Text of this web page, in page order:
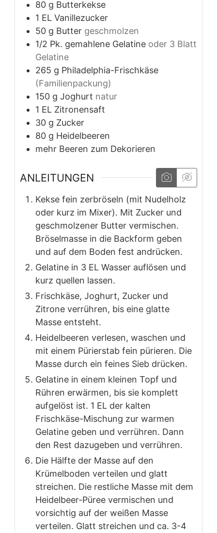
80 g Butterkekse
1 EL Vanillezucker
50 g Butter geschmolzen
1/2 Pk. gemahlene Gelatine oder 3 Blatt
Gelatine
265 g Philadelphia-Frischkäse
(Familienpackung)
150 g Joghurt natur
1 EL Zitronensaft
30 g Zucker
80 g Heidelbeeren
mehr Beeren zum Dekorieren
ANLEITUNGEN
Kekse fein zerbröseln (mit Nudelholz
oder kurz im Mixer). Mit Zucker und
geschmolzener Butter vermischen.
Bröselmasse in die Backform geben
und auf dem Boden fest andrücken.
Gelatine in 3 EL Wasser auflösen und
kurz quellen lassen.
Frischkäse, Joghurt, Zucker und
Zitrone verrühren, bis eine glatte
Masse entsteht.
Heidelbeeren verlesen, waschen und
mit einem Pürierstab fein pürieren. Die
Masse durch ein feines Sieb drücken.
Gelatine in einem kleinen Topf und
Rühren erwärmen, bis sie komplett
aufgelöst ist. 1 EL der kalten
Frischkäse-Mischung zur warmen
Gelatine geben und verrühren. Dann
den Rest dazugeben und verrühren.
Die Hälfte der Masse auf den
Krümelboden verteilen und glatt
streichen. Die restliche Masse mit dem
Heidelbeer-Püree vermischen und
vorsichtig auf der weißen Masse
verteilen. Glatt streichen und ca. 3-4